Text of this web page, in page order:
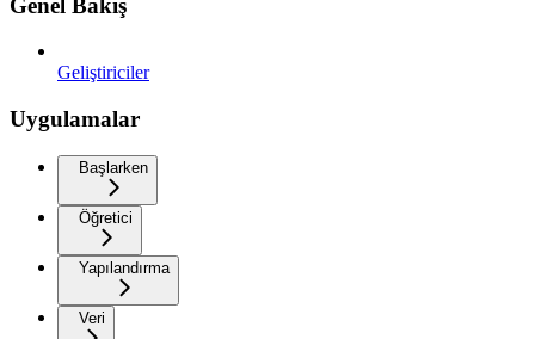
Geliştiriciler
Uygulamalar
Başlarken
Öğretici
Yapılandırma
Veri